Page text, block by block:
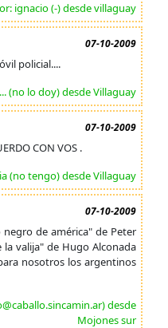
ignacio (-) desde villaguay
07-10-2009
policial....
(no lo doy) desde Villaguay
07-10-2009
CON VOS .
(no tengo) desde Villaguay
07-10-2009
negro de américa" de Peter
la valija" de Hugo Alconada
nosotros los argentinos
desde
Mojones sur